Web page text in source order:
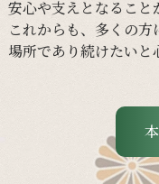
安心や支えとなる こと
これからも、 多くの方
場所であり続けたいと